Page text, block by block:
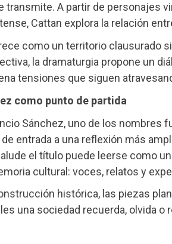
transmite. A partir de personajes
Cattan explora la relación
como un territorio clausurado
la dramaturgia propone un
tensiones que siguen
como punto de partida
Sánchez, uno de los
entrada a una reflexión más
el título puede leerse como
cultural: voces, relatos y
histórica, las piezas
una sociedad recuerda, olvida